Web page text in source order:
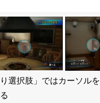
り選択肢」ではカーソル